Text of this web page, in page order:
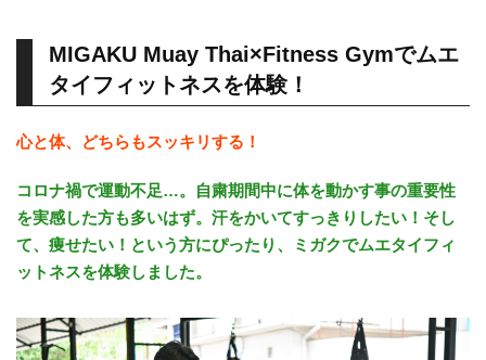
MIGAKU Muay Thai×Fitness Gymでムエ
タイフィットネスを体験！
心と体、どちらもスッキリする！
コロナ禍で運動不足…。自粛期間中に体を動かす事の重要性
を実感した方も多いはず。汗をかいてすっきりしたい！そし
て、痩せたい！という方にぴったり、ミガクでムエタイフィ
ットネスを体験しました。